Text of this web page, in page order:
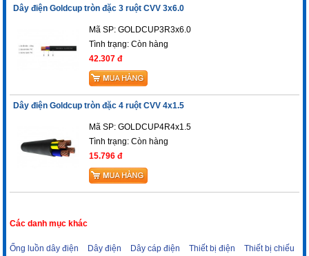
Dây điện Goldcup tròn đặc 3 ruột CVV 3x6.0
Mã SP: GOLDCUP3R3x6.0
Tình trạng:Còn hàng
42.307 đ
Dây điện Goldcup tròn đặc 4 ruột CVV 4x1.5
Mã SP: GOLDCUP4R4x1.5
Tình trạng:Còn hàng
15.796 đ
Các danh mục khác
Ống luồn dây điện Dây điện Dây cáp điện Thiết bị điện Thiết bị chiếu